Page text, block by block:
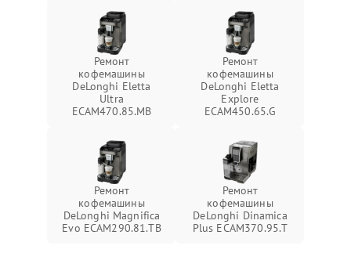
Ремонт
кофемашины
DeLonghi Eletta
Ultra
ECAM470.85.MB
Ремонт
кофемашины
DeLonghi Eletta
Explore
ECAM450.65.G
Ремонт
кофемашины
DeLonghi Magnifica
Evo ECAM290.81.TB
Ремонт
кофемашины
DeLonghi Dinamica
Plus ECAM370.95.T